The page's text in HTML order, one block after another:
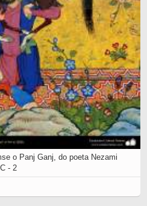
o Panj Ganj, do poeta Nezami
- 2